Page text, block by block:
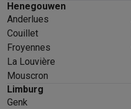
Henegouwen
Anderlues
Couillet
Froyennes
La Louvière
Mouscron
Limburg
Genk